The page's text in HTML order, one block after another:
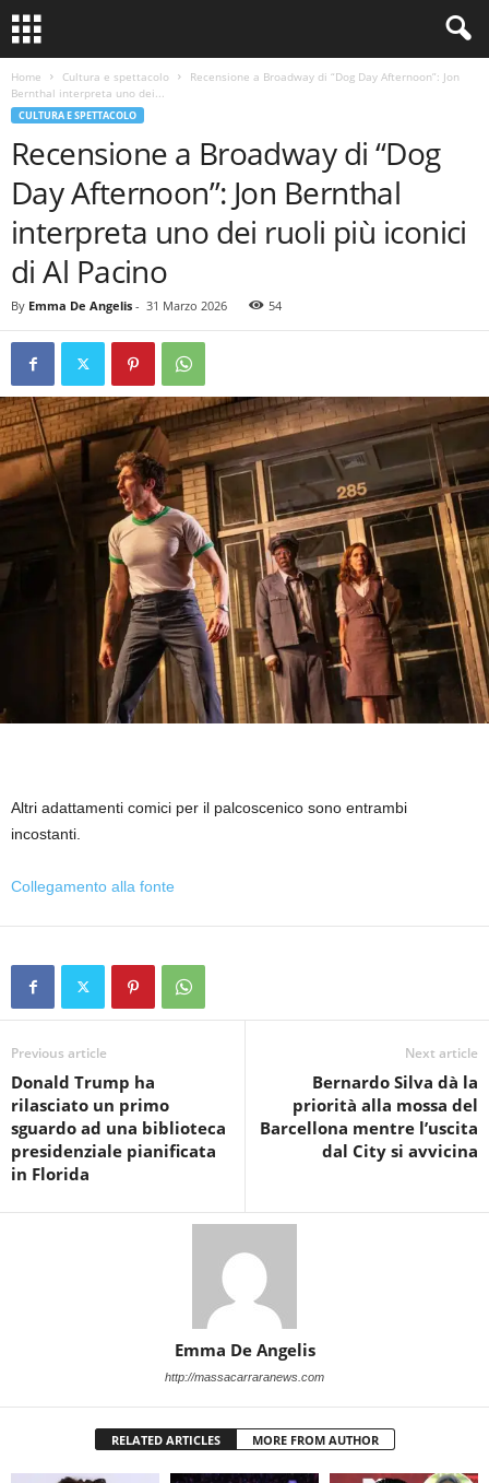
Home Cultura e spettacolo
Recensione a Broadway di “Dog Day Afternoon”: Jon
Bernthal interpreta uno dei...
CULTURA E SPETTACOLO
Recensione a Broadway di “Dog
Day Afternoon”: Jon Bernthal
interpreta uno dei ruoli più iconici
di Al Pacino
By Emma De Angelis - 31 Marzo 2026 54
Altri adattamenti comici per il palcoscenico sono entrambi
incostanti.
Collegamento alla fonte
Previous article
Donald Trump ha
rilasciato un primo
sguardo ad una biblioteca
presidenziale pianificata
in Florida
Next article
Bernardo Silva dà la
priorità alla mossa del
Barcellona mentre l’uscita
dal City si avvicina
Emma De Angelis
http://massacarraranews.com
RELATED ARTICLES MORE FROM AUTHOR